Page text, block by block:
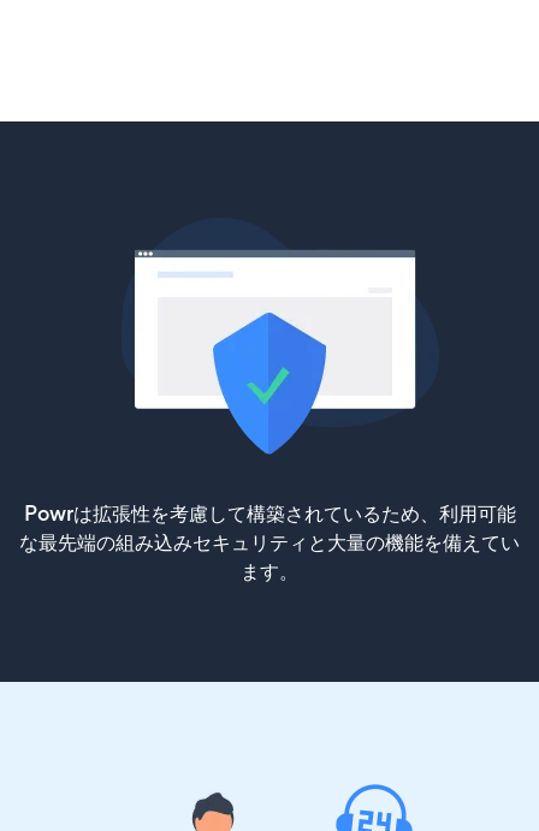
Powrは拡張性を考慮して構築されているため、利用可能
な最先端の組み込みセキュリティと大量の機能を備えてい
ます。